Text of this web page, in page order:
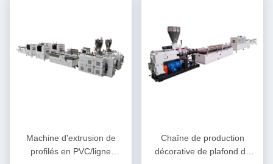
Machine d'extrusion de
profilés en PVC/ligne
Chaîne de production
décorative de plafond de